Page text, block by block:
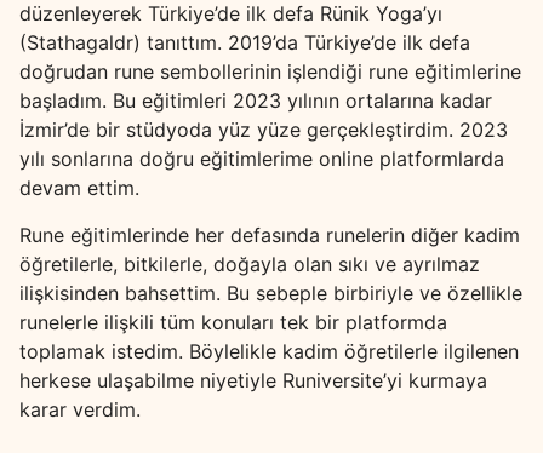
düzenleyerek Türkiye’de ilk defa Rünik Yoga’yı
(Stathagaldr) tanıttım. 2019’da Türkiye’de ilk defa
doğrudan rune sembollerinin işlendiği rune eğitimlerine
başladım. Bu eğitimleri 2023 yılının ortalarına kadar
İzmir’de bir stüdyoda yüz yüze gerçekleştirdim. 2023
yılı sonlarına doğru eğitimlerime online platformlarda
devam ettim.
Rune eğitimlerinde her defasında runelerin diğer kadim
öğretilerle, bitkilerle, doğayla olan sıkı ve ayrılmaz
ilişkisinden bahsettim. Bu sebeple birbiriyle ve özellikle
runelerle ilişkili tüm konuları tek bir platformda
toplamak istedim. Böylelikle kadim öğretilerle ilgilenen
herkese ulaşabilme niyetiyle Runiversite’yi kurmaya
karar verdim.